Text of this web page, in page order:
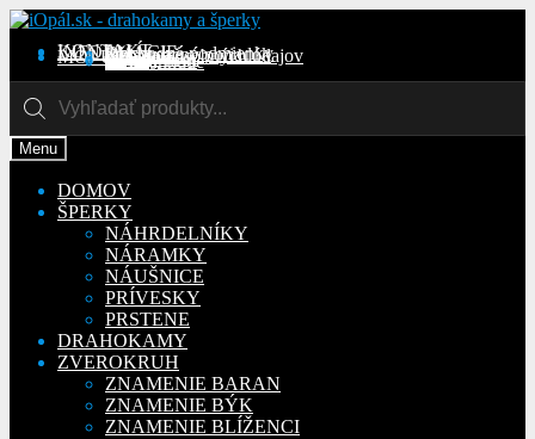
Preskočiť
navigáciu
Preskočiť
obsah
KONTAKT
INFORMÁCIE
Obchodné podmienky
Reklamačný poriadok
Ochrana osobných údajov
MÔJ ÚČETObjednávky
Adresy
Detaily účtu
Na stiahnutie
search
Menu
DOMOV
ŠPERKY
NÁHRDELNÍKY
NÁRAMKY
NÁUŠNICE
PRÍVESKY
PRSTENE
DRAHOKAMY
ZVEROKRUH
ZNAMENIE BARAN
ZNAMENIE BÝK
ZNAMENIE BLÍŽENCI